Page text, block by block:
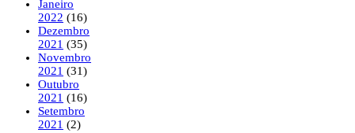
Janeiro
2022 (16)
Dezembro
2021 (35)
Novembro
2021 (31)
Outubro
2021 (16)
Setembro
2021 (2)